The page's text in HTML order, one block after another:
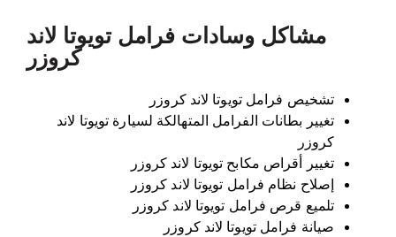
مشاكل وسادات فرامل تويوتا لاند
كروزر
تشخيص فرامل تويوتا لاند كروزر
تغيير بطانات الفرامل المتهالكة لسيارة تويوتا لاند
كروزر
تغيير أقراص مكابح تويوتا لاند كروزر
إصلاح نظام فرامل تويوتا لاند كروزر
تلميع قرص فرامل تويوتا لاند كروزر
صيانة فرامل تويوتا لاند كروزر